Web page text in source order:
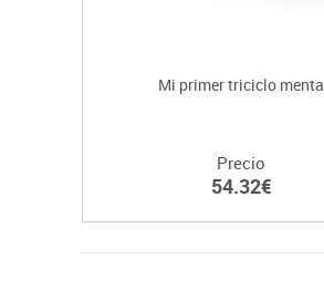
Mi primer triciclo menta
Precio
54.32€